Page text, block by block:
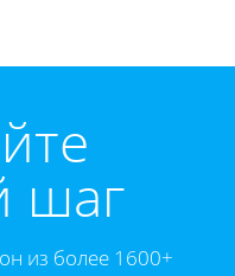
шаг
из более 1600+